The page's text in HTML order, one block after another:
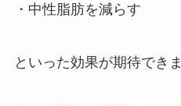
・中性脂肪を減らす
といった効果が期待できま